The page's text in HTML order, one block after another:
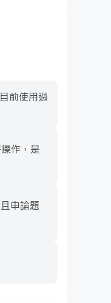
前使用過
作，是
申論題